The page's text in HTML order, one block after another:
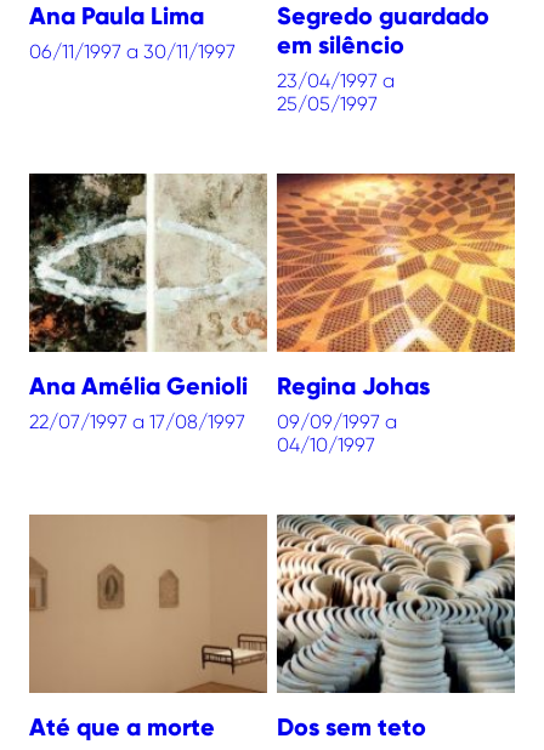
Ana Paula Lima
06/11/1997 a 30/11/1997
Segredo guardado
em silêncio
23/04/1997 a
25/05/1997
Ana Amélia Genioli
22/07/1997 a 17/08/1997
Regina Johas
09/09/1997 a
04/10/1997
Até que a morte Dos sem teto